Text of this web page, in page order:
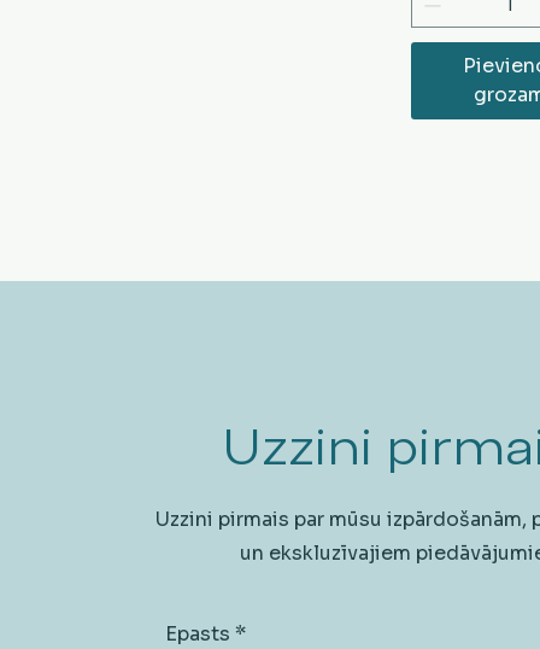
Uzzini
Uzzini pirmais par mūsu izpārdošanām,
un ekskluzīvajiem
Epasts *